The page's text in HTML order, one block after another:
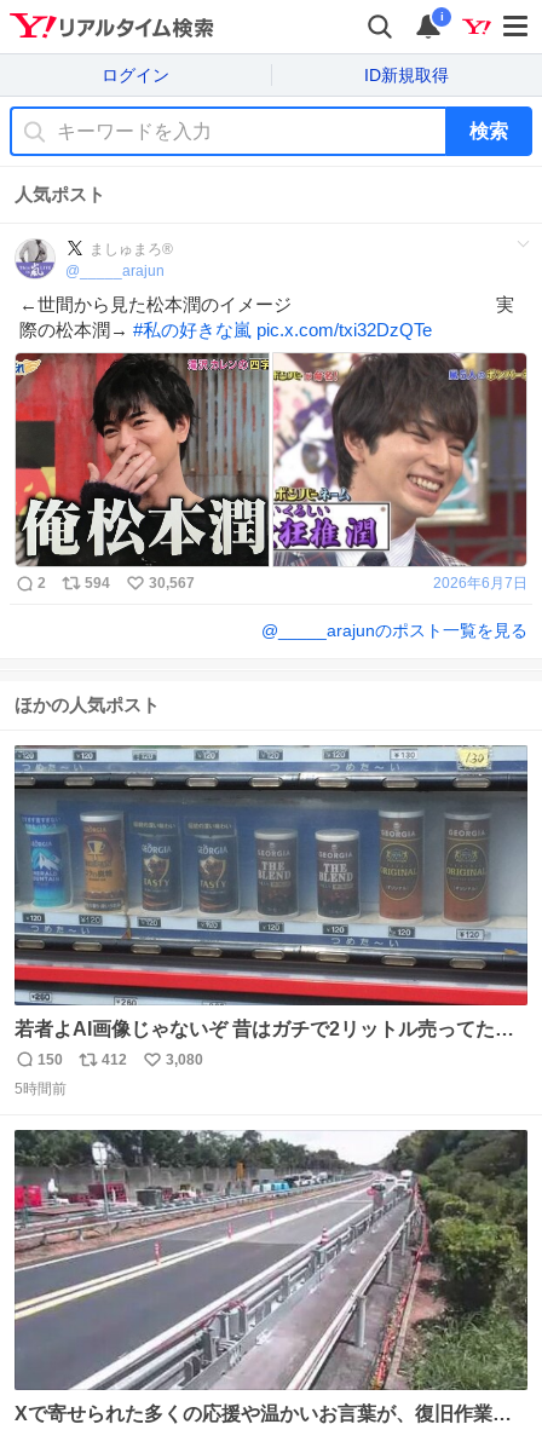
i
ログイン ID新規取得
検索
人気ポスト
ましゅまろ®
@ _____arajun
←世間から見た松本潤のイメージ 実
際の松本潤→ #私の好きな嵐 pic.x.com/txi32DzQTe
2 594 30,567 2026年6月7日
@ _____arajunのポスト一覧を見る
ほかの人気ポスト
若者よAI画像じゃないぞ 昔はガチで2リットル売ってたん
やでw
返
信
150
リ
ト
数
412
い
数
3,080
5時間前
Xで寄せられた多くの応援や温かいお言葉が、復旧作業に